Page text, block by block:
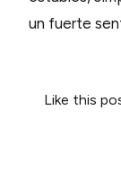
un fuerte
Like this